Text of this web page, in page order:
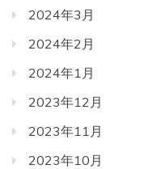
2024年3月
2024年2月
2024年1月
2023年12月
2023年11月
2023年10月